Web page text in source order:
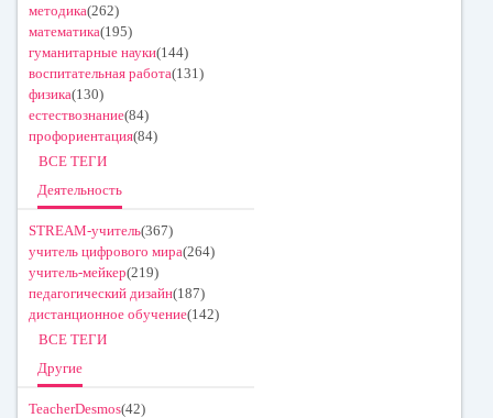
методика(262)
математика(195)
гуманитарные науки(144)
воспитательная работа(131)
физика(130)
естествознание(84)
профориентация(84)
ВСЕ ТЕГИ
Деятельность
STREAM-учитель(367)
учитель цифрового мира(264)
учитель-мейкер(219)
педагогический дизайн(187)
дистанционное обучение(142)
ВСЕ ТЕГИ
Другие
TeacherDesmos(42)